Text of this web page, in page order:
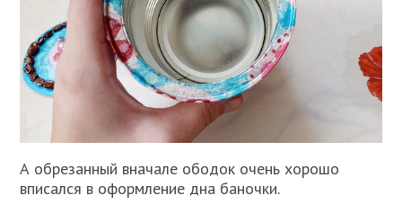
А обрезанный вначале ободок очень хорошо
вписался в оформление дна баночки.